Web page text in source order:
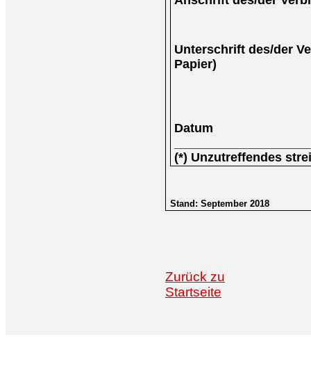
Unterschrift des/der
Papier)
Datum
(*) Unzutreffendes
Stand: September 2018
Zurück zu
Startseite